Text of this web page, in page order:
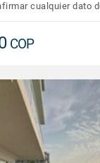
cualquier dato
COP